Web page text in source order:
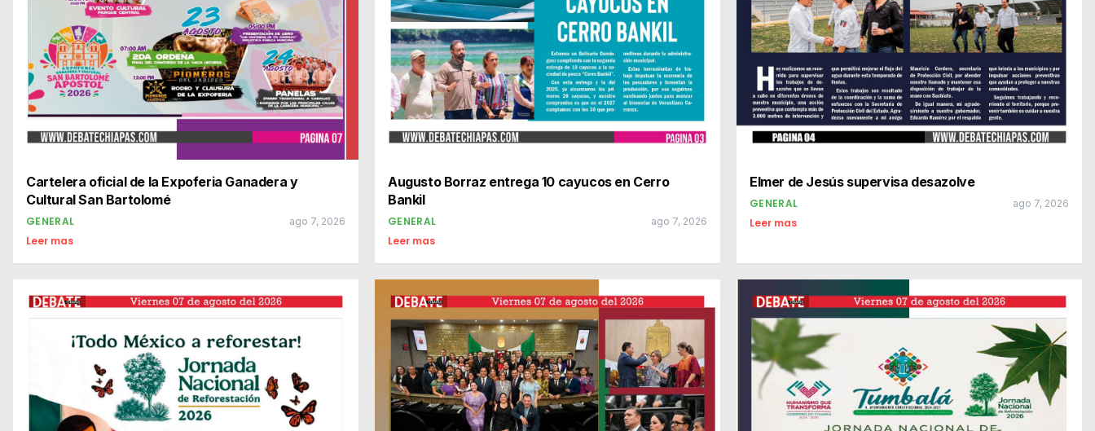
Cartelera oficial de la Expoferia Ganadera y
Cultural San Bartolomé
GENERAL ago 7, 2026
Leer mas
Augusto Borraz entrega 10 cayucos en Cerro
Bankil
GENERAL ago 7, 2026
Leer mas
Elmer de Jesús supervisa desazolve
GENERAL ago 7, 2026
Leer mas